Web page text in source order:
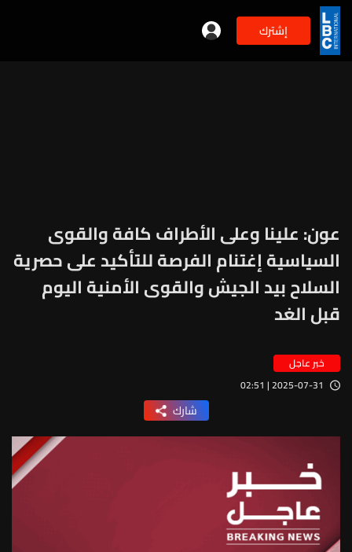
إشترك
عون: علينا وعلى الأطراف كافة والقوى
السياسية إغتنام الفرصة للتأكيد على حصرية
السلاح بيد الجيش والقوى الأمنية اليوم
قبل الغد
خبر عاجل
2025-07-31 | 02:51
شارك